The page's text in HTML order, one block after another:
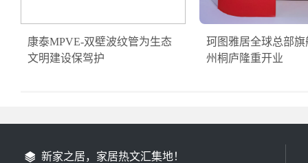
康泰MPVE-双壁波纹管为生态
文明建设保驾护
珂图雅居全球总部
州桐庐隆重开业
新家之居，家居热文汇集地！